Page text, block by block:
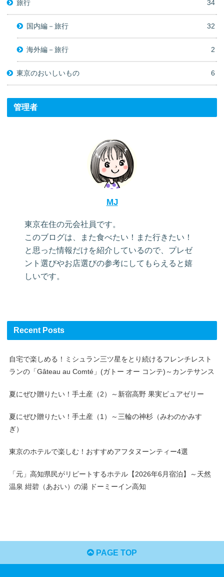
旅行 34
国内編－旅行 32
海外編－旅行 2
東京のおいしいもの 6
管理者
MJ
東京在住の元会社員です。
このブログは、また食べたい！また行きたい！
と思った情報だけを紹介しているので、プレゼ
ント選びやお店選びの参考にしてもらえると嬉
しいです。
Recent Posts
自宅で楽しめる！ミシュラン三ツ星をとり続けるフレンチレスト
ランの「Gâteau au Comté」(ガトー オー コンテ)～カンテサンス
夏にぜひ贈りたい！手土産（2）～新宿高野 果実ピュアゼリー
夏にぜひ贈りたい！手土産（1）～三輪の神杉（みわのかみす
ぎ）
東京のホテルで楽しむ！おすすめアフタヌーンティー4選
「元」高知県民がリピートするホテル【2026年6月宿泊】～天然
温泉 紺碧（あおい）の湯 ドーミーイン高知
PAGE TOP